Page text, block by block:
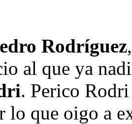
Rodríguez
al que ya
. Perico
lo que oigo a